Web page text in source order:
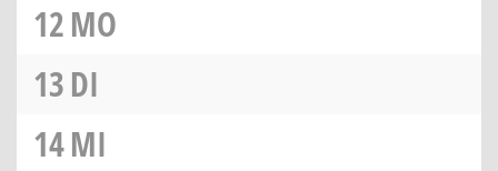
12MO
13DI
14MI